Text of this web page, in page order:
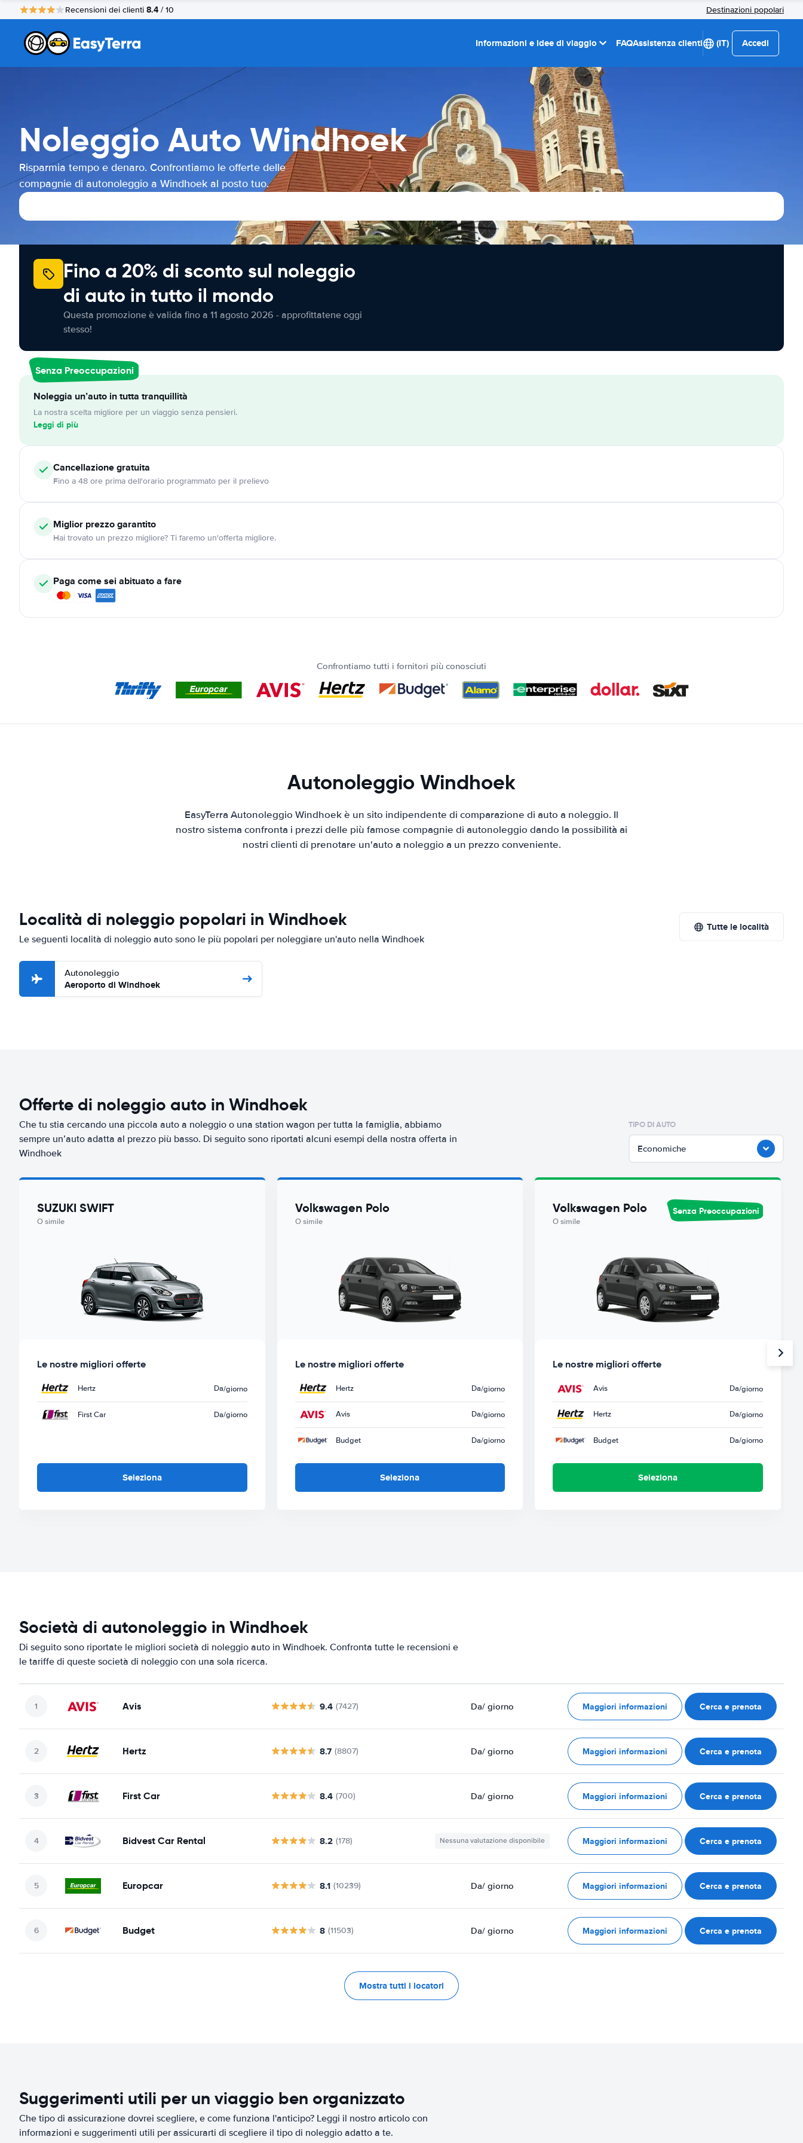
Recensioni dei clienti 8.4 / 10 Destinazioni popolari
Informazioni e idee di viaggio FAQAssistenza clienti (IT) Accedi
Noleggio Auto Windhoek
Risparmia tempo e denaro. Confrontiamo le offerte delle
compagnie di autonoleggio a Windhoek al posto tuo.
Fino a 20% di sconto sul noleggio
di auto in tutto il mondo
Questa promozione è valida fino a 11 agosto 2026 - approfittatene oggi
stesso!
Senza Preoccupazioni
Noleggia un’auto in tutta tranquillità
La nostra scelta migliore per un viaggio senza pensieri.
Leggi di più
Cancellazionegratuita
Fino a 48 ore prima dell'orario programmato per il prelievo
Miglior prezzo garantito
Hai trovato un prezzo migliore? Ti faremo un'offerta migliore.
Paga come sei abituato a fare
Confrontiamo tutti i fornitori più conosciuti
Autonoleggio Windhoek
EasyTerra Autonoleggio Windhoek è un sito indipendente di comparazione di auto a noleggio. Il
nostro sistema confronta i prezzi delle più famose compagnie di autonoleggio dando la possibilità ai
nostri clienti di prenotare un'auto a noleggio a un prezzo conveniente.
Località di noleggio popolari in Windhoek
Le seguenti località di noleggio auto sono le più popolari per noleggiare un'auto nella Windhoek
Tutte le località
Autonoleggio
Aeroporto di Windhoek
Offerte di noleggio auto in Windhoek
Che tu stia cercando una piccola auto a noleggio o una station wagon per tutta la famiglia, abbiamo
sempre un’auto adatta al prezzo più basso. Di seguito sono riportati alcuni esempi della nostra offerta in
Windhoek
TIPO DI AUTO
Economiche
SUZUKI SWIFT
O simile
Le nostre migliori offerte
Hertz Da/giorno
First Car Da/giorno
Seleziona
Volkswagen Polo
O simile
Le nostre migliori offerte
Hertz Da/giorno
Avis Da/giorno
Budget Da/giorno
Seleziona
Volkswagen Polo
O simile
Senza Preoccupazioni
Le nostre migliori offerte
Avis Da/giorno
Hertz Da/giorno
Budget Da/giorno
Seleziona
Società di autonoleggio in Windhoek
Di seguito sono riportate le migliori società di noleggio auto in Windhoek. Confronta tutte le recensioni e
le tariffe di queste società di noleggio con una sola ricerca.
Avis 9.4 (7427) Da/ giorno Maggiori informazioni Cerca e prenota
Hertz 8.7 (8807) Da/ giorno Maggiori informazioni Cerca e prenota
First Car 8.4 (700) Da/ giorno Maggiori informazioni Cerca e prenota
Bidvest Car Rental 8.2 (178) Nessuna valutazione disponibile Maggiori informazioni Cerca e prenota
Europcar 8.1 (10239) Da/ giorno Maggiori informazioni Cerca e prenota
Budget 8 (11503) Da/ giorno Maggiori informazioni Cerca e prenota
Mostra tutti i locatori
Suggerimenti utili per un viaggio ben organizzato
Che tipo di assicurazione dovrei scegliere, e come funziona l'anticipo? Leggi il nostro articolo con
informazioni e suggerimenti utili per assicurarti di scegliere il tipo di noleggio adatto a te.